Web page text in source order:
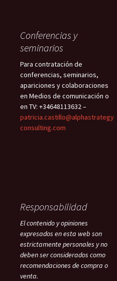
Conferencias y
seminarios
Para contratación de
conferencias, seminarios,
apariciones y colaboraciones
en Medios de comunicación o
en TV: +34648113632 –
patricia.castillo@alphastrategy
consulting.com
Responsabilidad
El contenido y opiniones
expresados en esta web son
estrictamente personales y no
deben ser considerados como
recomendaciones de compra o
venta.